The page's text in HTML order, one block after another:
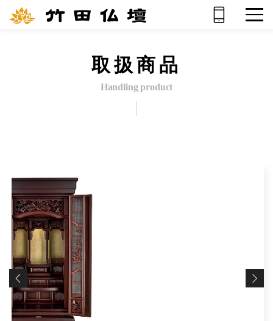
取扱商品
Handling product